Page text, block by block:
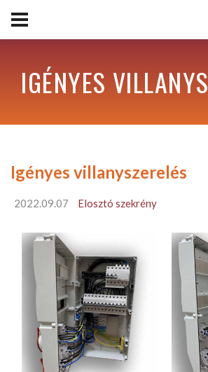
IGÉNYES
Igényes villanyszerelés
2022.09.07 Elosztó szekrény